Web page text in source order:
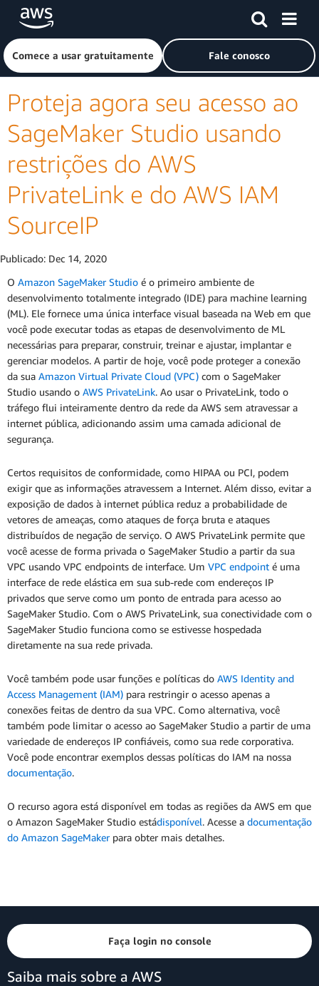
Pular para o conteúdo principal
Clique aqui para voltar à página inicial da Amazon Web
Comece a usar gratuitamente Fale conosco
Proteja agora seu acesso ao
SageMaker Studio usando
restrições do AWS
PrivateLink e do AWS IAM
SourceIP
Publicado: Dec 14, 2020
O Amazon SageMaker Studio é o primeiro ambiente de
desenvolvimento totalmente integrado (IDE) para machine learning
(ML). Ele fornece uma única interface visual baseada na Web em que
você pode executar todas as etapas de desenvolvimento de ML
necessárias para preparar, construir, treinar e ajustar, implantar e
gerenciar modelos. A partir de hoje, você pode proteger a conexão
da sua Amazon Virtual Private Cloud (VPC) com o SageMaker
Studio usando o AWS PrivateLink. Ao usar o PrivateLink, todo o
tráfego flui inteiramente dentro da rede da AWS sem atravessar a
internet pública, adicionando assim uma camada adicional de
segurança.
Certos requisitos de conformidade, como HIPAA ou PCI, podem
exigir que as informações atravessem a Internet. Além disso, evitar a
exposição de dados à internet pública reduz a probabilidade de
vetores de ameaças, como ataques de força bruta e ataques
distribuídos de negação de serviço. O AWS PrivateLink permite que
você acesse de forma privada o SageMaker Studio a partir da sua
VPC usando VPC endpoints de interface. Um VPC endpoint é uma
interface de rede elástica em sua sub-rede com endereços IP
privados que serve como um ponto de entrada para acesso ao
SageMaker Studio. Com o AWS PrivateLink, sua conectividade com o
SageMaker Studio funciona como se estivesse hospedada
diretamente na sua rede privada.
Você também pode usar funções e políticas do AWS Identity and
Access Management (IAM) para restringir o acesso apenas a
conexões feitas de dentro da sua VPC. Como alternativa, você
também pode limitar o acesso ao SageMaker Studio a partir de uma
variedade de endereços IP confiáveis, como sua rede corporativa.
Você pode encontrar exemplos dessas políticas do IAM na nossa
documentação.
O recurso agora está disponível em todas as regiões da AWS em que
o Amazon SageMaker Studio estádisponível. Acesse a documentação
do Amazon SageMakerpara obter mais detalhes.
Faça login no console
Saiba mais sobre a AWS